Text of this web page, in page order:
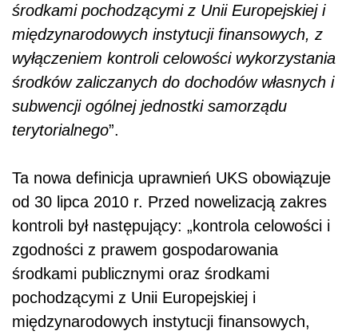
środkami pochodzącymi z Unii Europejskiej i
międzynarodowych instytucji finansowych, z
wyłączeniem kontroli celowości wykorzystania
środków zaliczanych do dochodów własnych i
subwencji ogólnej jednostki samorządu
terytorialnego”.
Ta nowa definicja uprawnień UKS obowiązuje
od 30 lipca 2010 r. Przed nowelizacją zakres
kontroli był następujący: „kontrola celowości i
zgodności z prawem gospodarowania
środkami publicznymi oraz środkami
pochodzącymi z Unii Europejskiej i
międzynarodowych instytucji finansowych,